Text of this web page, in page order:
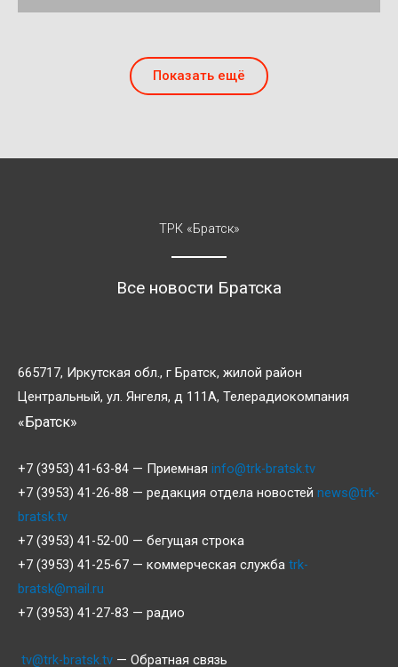
Показать ещё
ТРК «Братск»
Все новости Братска
665717, Иркутская обл., г Братск, жилой район
Центральный, ул. Янгеля, д 111А, Телерадиокомпания
«Братск»
+7 (3953) 41-63-84 — Приемная info@trk-bratsk.tv
+7 (3953) 41-26-88 — редакция отдела новостей news@trk-
bratsk.tv
+7 (3953) 41-52-00 — бегущая строка
+7 (3953) 41-25-67 — коммерческая служба trk-
bratsk@mail.ru
+7 (3953) 41-27-83 — радио
tv@trk-bratsk.tv — Обратная связь